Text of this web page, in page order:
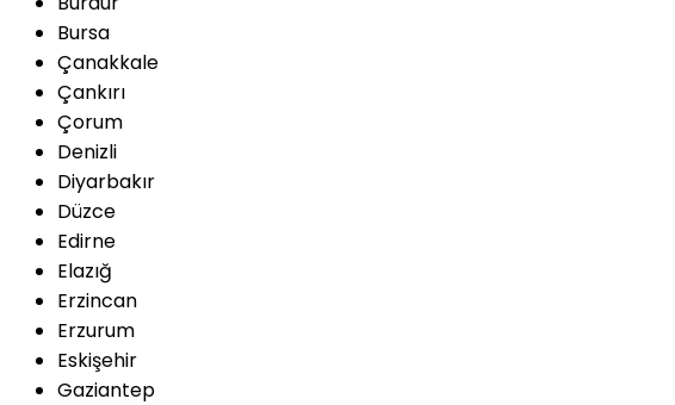
Bursa
Çanakkale
Çankırı
Çorum
Denizli
Diyarbakır
Düzce
Edirne
Elazığ
Erzincan
Erzurum
Eskişehir
Gaziantep